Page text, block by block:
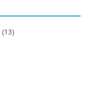
(13)